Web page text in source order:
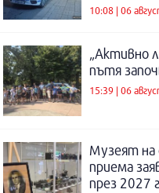
10:08 | 06
„Активно
пътя
15:39 | 06
Музеят на
приема
през 2027